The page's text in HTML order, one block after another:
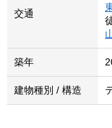
交通
築年
建物種別 / 構造